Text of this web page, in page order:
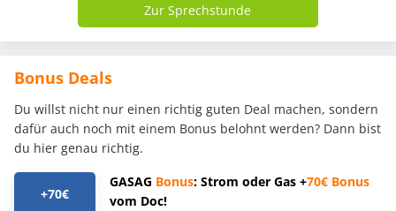
Zur Sprechstunde
Bonus Deals
Du willst nicht nur einen richtig guten Deal machen, sondern
dafür auch noch mit einem Bonus belohnt werden? Dann bist
du hier genau richtig.
+70€
GASAG Bonus: Strom oder Gas +70€ Bonus
vom Doc!